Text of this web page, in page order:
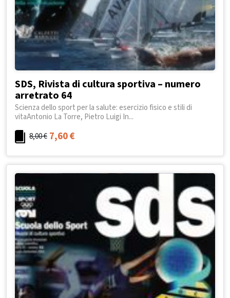
SDS, Rivista di cultura sportiva – numero
arretrato 64
Scienza dello sport per la salute: esercizio fisico e stili di
vitaAntonio La Torre, Pietro Luigi In...
8,00€ 7,60€